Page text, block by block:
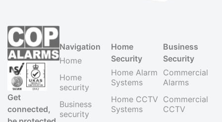
Get
connected,
Navigation
Home
Home
security
Business
security
Home
Security
Home Alarm
Systems
Home CCTV
Systems
Business
Security
Commercial
Alarms
Commercial
CCTV